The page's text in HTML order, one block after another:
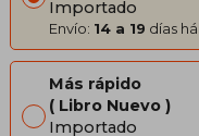
Importado
Envío: 14 a 19 días
Más rápido
Libro Nuevo
Importado